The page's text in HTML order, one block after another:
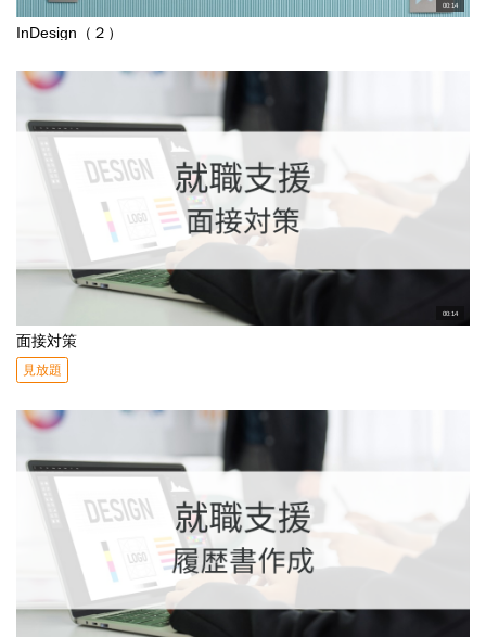
00:14
InDesign（２）
00:14
面接対策
見放題